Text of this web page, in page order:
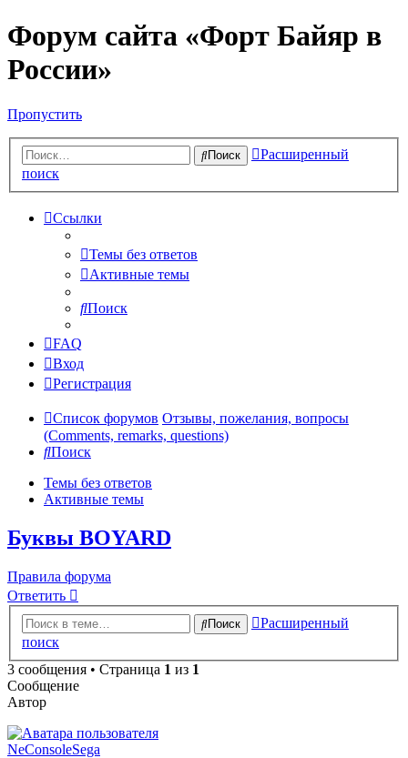
Форум сайта «Форт Байяр в
России»
Пропустить
Поиск
Расширенный
поиск
Ссылки
Темы без ответов
Активные темы
Поиск
FAQ
Вход
Регистрация
Список форумов Отзывы, пожелания, вопросы
(Comments, remarks, questions)
Поиск
Темы без ответов
Активные темы
Буквы BOYARD
Правила форума
Ответить
Поиск
Расширенный
поиск
3 сообщения • Страница 1 из 1
Сообщение
Автор
NeConsoleSega